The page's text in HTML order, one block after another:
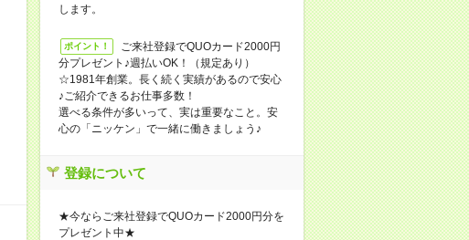
します。
ポイント！
ご来社登録でQUOカード2000円
分プレゼント♪週払いOK！（規定あり）
☆1981年創業。長く続く実績があるので安心
♪ご紹介できるお仕事多数！
選べる条件が多いって、実は重要なこと。安
心の「ニッケン」で一緒に働きましょう♪
登録について
★今ならご来社登録でQUOカード2000円分を
プレゼント中★